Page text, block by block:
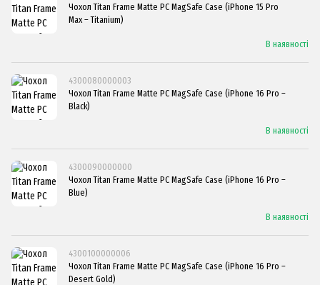
Чохол Titan Frame Matte PC MagSafe Case (iPhone 15 Pro
Max – Titanium)
В наявності
4300080000003
Чохол Titan Frame Matte PC MagSafe Case (iPhone 16 Pro –
Black)
В наявності
4300090000000
Чохол Titan Frame Matte PC MagSafe Case (iPhone 16 Pro –
Blue)
В наявності
4300100000006
Чохол Titan Frame Matte PC MagSafe Case (iPhone 16 Pro –
Desert Gold)